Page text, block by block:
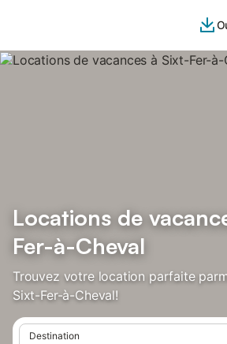
Locations de
Fer-à-Cheval
Trouvez votre location parfaite
Sixt-Fer-à-Cheval!
Destination